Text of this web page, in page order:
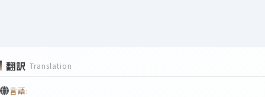
翻訳 Translation
言語: